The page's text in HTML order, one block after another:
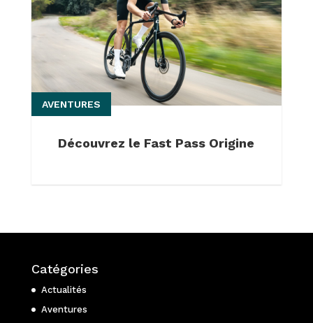
Découvrez le Fast Pass Origine
AVENTURES
Catégories
Actualités
Aventures